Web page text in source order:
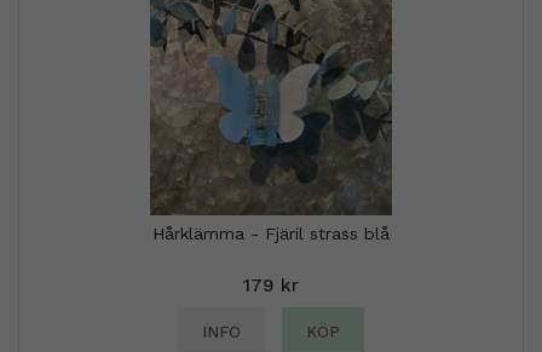
Hårklämma - Fjäril strass blå
179 kr
INFO KÖP